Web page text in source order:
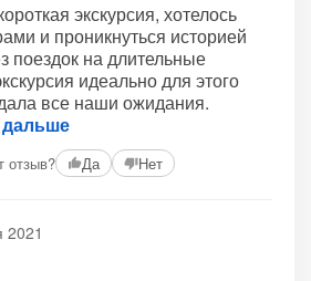
экскурсия, хотелось
и проникнуться историей
поездок на длительные
идеально для этого
все наши ожидания.
дальше
отзыв? Да Нет
2021